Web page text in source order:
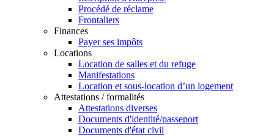
Procédé de réclame
Frontaliers
Finances
Payer ses impôts
Locations
Location de salles et du refuge
Manifestations
Location et sous-location d’un logement
Attestations / formalités
Attestations diverses
Documents d'identité/passeport
Documents d'état civil